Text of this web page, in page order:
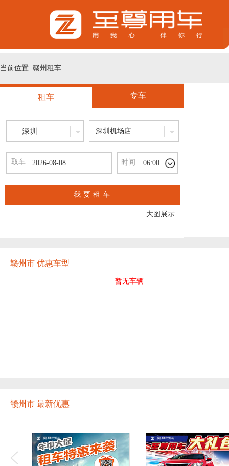
当前位置: 赣州租车
租车 专车
深圳 深圳机场店
取车 时间 06:00
我要租车
大图展示
赣州市 优惠车型
暂无车辆
赣州市 最新优惠